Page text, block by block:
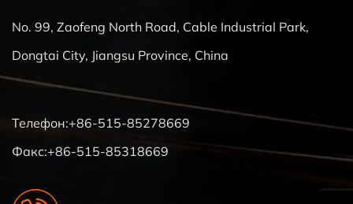
No. 99, Zaofeng North Road, Cable Industrial Park,
Dongtai City, Jiangsu Province, China
Телефон:+86-515-85278669
Факс:+86-515-85318669